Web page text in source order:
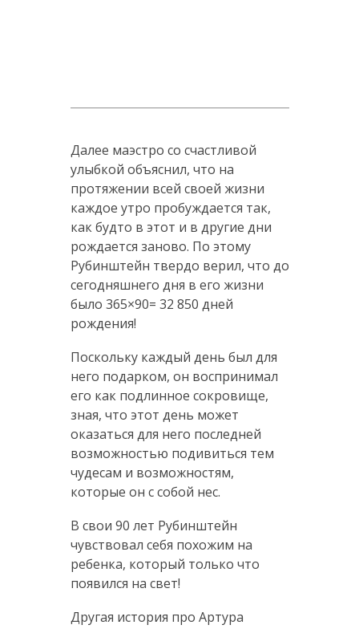
Далее маэстро со счастливой
улыбкой объяснил, что на
протяжении всей своей жизни
каждое утро пробуждается так,
как будто в этот и в другие дни
рождается заново. По этому
Рубинштейн твердо верил, что до
сегодняшнего дня в его жизни
было 365×90= 32 850 дней
рождения!
Поскольку каждый день был для
него подарком, он воспринимал
его как подлинное сокровище,
зная, что этот день может
оказаться для него последней
возможностью подивиться тем
чудесам и возможностям,
которые он с собой нес.
В свои 90 лет Рубинштейн
чувствовал себя похожим на
ребенка, который только что
появился на свет!
Другая история про Артура